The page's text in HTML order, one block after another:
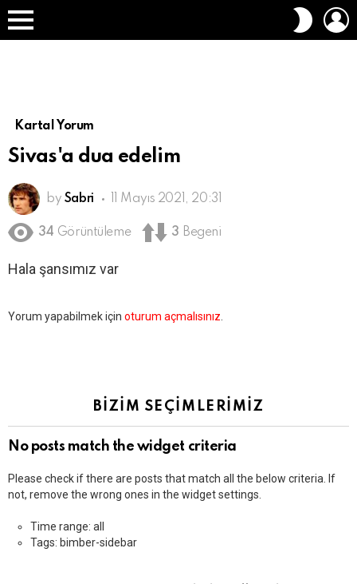
Menü
DIŞ
Kartal Yorum
Sivas'a dua edelim
by Sabri 11 Mayıs 2021, 20:31
34 Görüntüleme 3 Begeni
Hala şansımız var
Bir
Yorum yapabilmek için oturum açmalısınız.
BİZİM SEÇİMLERİMİZ
No posts match the widget criteria
Please check if there are posts that match all the below criteria. If
not, remove the wrong ones in the widget settings.
Time range: all
Tags: bimber-sidebar